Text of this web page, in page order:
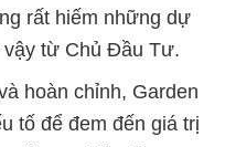
rất hiếm những dự
từ Chủ Đầu Tư.
hoàn chỉnh, Garden
tố để đem đến giá trị